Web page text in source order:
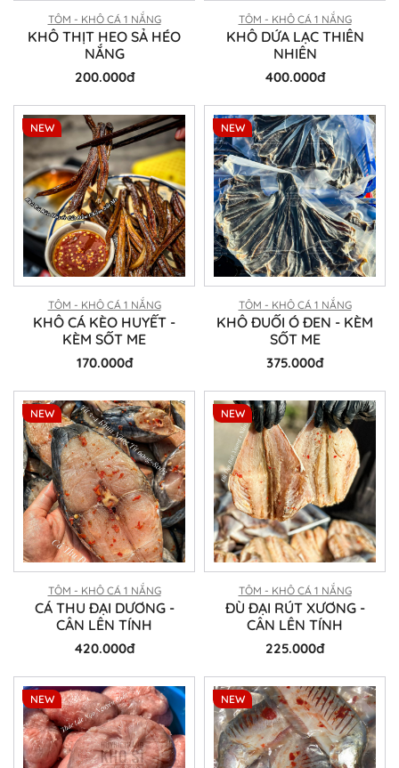
TÔM - KHÔ CÁ 1 NẮNG
KHÔ THỊT HEO SẢ HÉO
NẮNG
200.000đ
TÔM - KHÔ CÁ 1 NẮNG
KHÔ DỨA LẠC THIÊN
NHIÊN
400.000đ
TÔM - KHÔ CÁ 1 NẮNG
KHÔ CÁ KÈO HUYẾT -
KÈM SỐT ME
170.000đ
NEW
TÔM - KHÔ CÁ 1 NẮNG
KHÔ ĐUỐI Ó ĐEN - KÈM
SỐT ME
375.000đ
NEW
TÔM - KHÔ CÁ 1 NẮNG
CÁ THU ĐẠI DƯƠNG -
CÂN LÊN TÍNH
420.000đ
NEW
TÔM - KHÔ CÁ 1 NẮNG
ĐÙ ĐẠI RÚT XƯƠNG -
CÂN LÊN TÍNH
225.000đ
NEW
NEW NEW